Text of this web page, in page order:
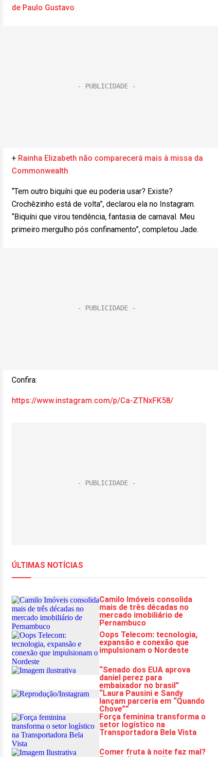
de Paulo Gustavo
+ Rainha Elizabeth não comparecerá mais à missa da
Commonwealth
“Tem outro biquíni que eu poderia usar? Existe?
Crochêzinho está de volta”, declarou ela no Instagram.
“Biquíni que virou tendência, fantasia de carnaval. Meu
primeiro mergulho pós confinamento”, completou Jade.
Confira:
https://www.instagram.com/p/Ca-ZTNxFK58/